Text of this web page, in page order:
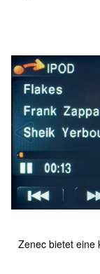
Zenec bietet eine